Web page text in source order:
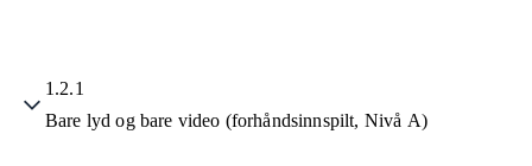
1.2.1
Bare lyd og bare video (forhåndsinnspilt, Nivå A)